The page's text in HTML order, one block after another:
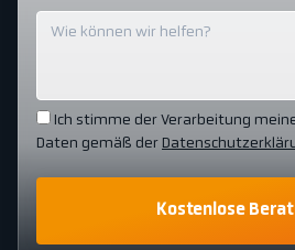
Ich stimme der Verarbeitung
Daten gemäß der
Kostenlose